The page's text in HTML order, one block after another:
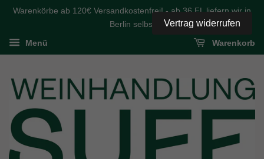
Warenkörbe ab 120€ Versandkostenfrei! - ab 36 FL liefern wir in
Berlin selbst
Menü Warenkorb
Vertrag widerrufen